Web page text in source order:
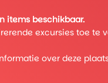
items beschikbaar.
excursies toe te
over deze